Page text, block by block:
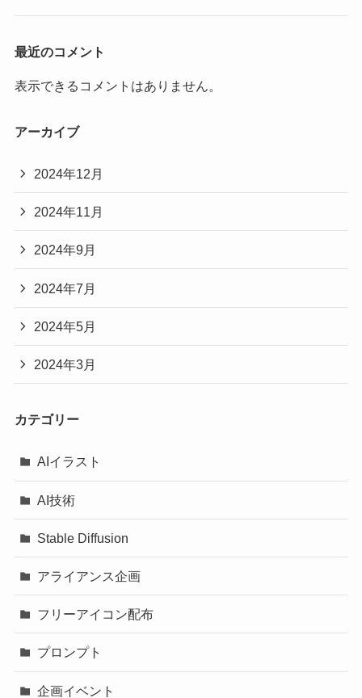
最近のコメント
表示できるコメントはありません。
アーカイブ
2024年12月
2024年11月
2024年9月
2024年7月
2024年5月
2024年3月
カテゴリー
AIイラスト
AI技術
Stable Diffusion
アライアンス企画
フリーアイコン配布
プロンプト
企画イベント